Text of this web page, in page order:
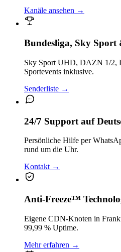
Kanäle ansehen →
Bundesliga, Sky Sport
Sky Sport UHD, DAZN 1/2,
Sportevents inklusive.
Senderliste →
24/7 Support auf
Persönliche Hilfe per
rund um die Uhr.
Kontakt →
Anti-Freeze™
Eigene CDN-Knoten in
99,99 % Uptime.
Mehr erfahren →